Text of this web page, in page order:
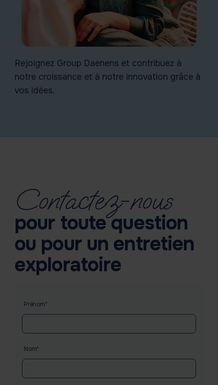
Rejoignez Group Daenens et contribuez à
notre croissance et à notre innovation grâce à
vos idées.
Contactez-nous
pour toute question
ou pour un entretien
exploratoire
gegevens
Prénom*
Nom*